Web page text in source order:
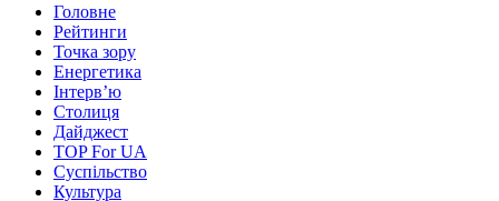
Головне
Рейтинги
Точка зору
Енергетика
Інтерв’ю
Столиця
Дайджест
TOP For UA
Суспiльство
Культура